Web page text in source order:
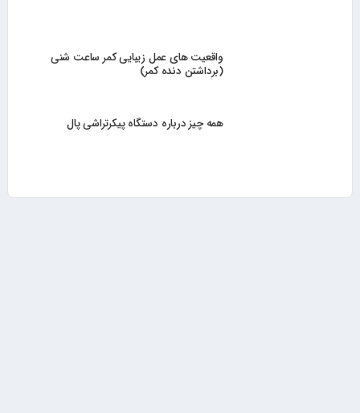
واقعیت های عمل زیبایی کمر ساعت شنی
(برداشتن دنده کمر)
همه چیز درباره دستگاه پیکرتراشی پال